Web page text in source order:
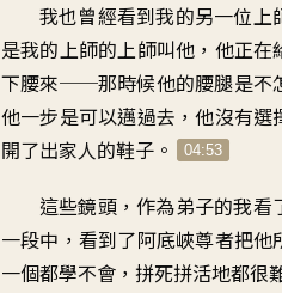
我也曾經看到我的另一位上
是我的上師的上師叫他 ， 他正在
下腰來──那時候他的腰腿是不
他一步是可以邁過去 ，他沒有選
開了出家人的鞋子 。 04:53
這些鏡頭，作為弟子的我看
一段中 ， 看到了阿底峽尊者把他
一個都學不會 ， 拼死拼活地都很